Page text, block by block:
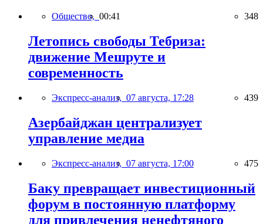
Общество, 00:41 348
Летопись свободы Тебриза:
движение Мешруте и
современность
Экспресс-анализ, 07 августа, 17:28 439
Азербайджан централизует
управление медиа
Экспресс-анализ, 07 августа, 17:00 475
Баку превращает инвестиционный
форум в постоянную платформу
для привлечения ненефтяного